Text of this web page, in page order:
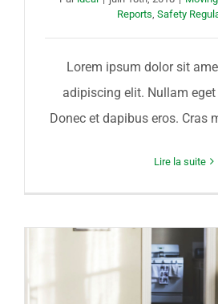
Reports Safety
Lorem ipsum dolor sit
adipiscing elit. Nullam
Donec et dapibus eros. Cras
Lire la suite